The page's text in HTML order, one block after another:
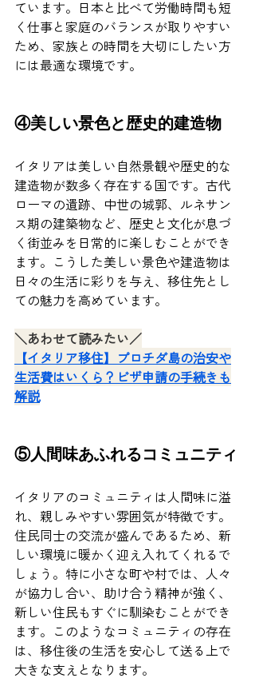
ています。日本と比べて労働時間も短
く仕事と家庭のバランスが取りやすい
ため、家族との時間を大切にしたい方
には最適な環境です。
④美しい景色と歴史的建造物
イタリアは美しい自然景観や歴史的な
建造物が数多く存在する国です。古代
ローマの遺跡、中世の城郭、ルネサン
ス期の建築物など、歴史と文化が息づ
く街並みを日常的に楽しむことができ
ます。こうした美しい景色や建造物は
日々の生活に彩りを与え、移住先とし
ての魅力を高めています。
＼あわせて読みたい／
【イタリア移住】プロチダ島の治安や
生活費はいくら？ビザ申請の手続きも
解説
⑤人間味あふれるコミュニティ
イタリアのコミュニティは人間味に溢
れ、親しみやすい雰囲気が特徴です。
住民同士の交流が盛んであるため、新
しい環境に暖かく迎え入れてくれるで
しょう。特に小さな町や村では、人々
が協力し合い、助け合う精神が強く、
新しい住民もすぐに馴染むことができ
ます。このようなコミュニティの存在
は、移住後の生活を安心して送る上で
大きな支えとなります。